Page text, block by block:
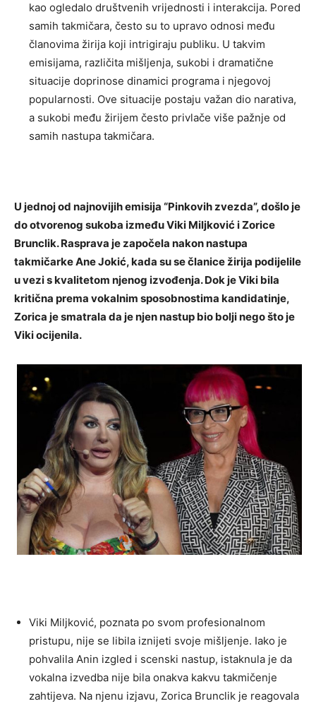
kao ogledalo društvenih vrijednosti i interakcija. Pored
samih takmičara, često su to upravo odnosi među
članovima žirija koji intrigiraju publiku. U takvim
emisijama, različita mišljenja, sukobi i dramatične
situacije doprinose dinamici programa i njegovoj
popularnosti. Ove situacije postaju važan dio narativa,
a sukobi među žirijem često privlače više pažnje od
samih nastupa takmičara.
U jednoj od najnovijih emisija “Pinkovih zvezda”, došlo je
do otvorenog sukoba između Viki Miljković i Zorice
Brunclik. Rasprava je započela nakon nastupa
takmičarke Ane Jokić, kada su se članice žirija podijelile
u vezi s kvalitetom njenog izvođenja. Dok je Viki bila
kritična prema vokalnim sposobnostima kandidatinje,
Zorica je smatrala da je njen nastup bio bolji nego što je
Viki ocijenila.
Viki Miljković, poznata po svom profesionalnom
pristupu, nije se libila iznijeti svoje mišljenje. Iako je
pohvalila Anin izgled i scenski nastup, istaknula je da
vokalna izvedba nije bila onakva kakvu takmičenje
zahtijeva. Na njenu izjavu, Zorica Brunclik je reagovala